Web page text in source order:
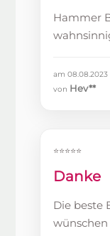
Hammer
am 08.08.2023
von Hev**
⭐⭐⭐⭐⭐
Danke
Die beste